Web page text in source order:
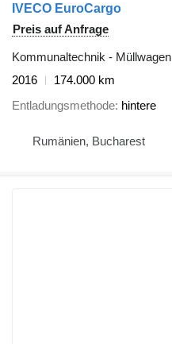
IVECO EuroCargo
Preis auf Anfrage
Kommunaltechnik - Müllwagen
2016
174.000 km
Entladungsmethode hintere
Rumänien, Bucharest